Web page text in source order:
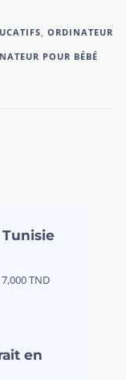
ORDINATEUR
POUR BÉBÉ
TND
en